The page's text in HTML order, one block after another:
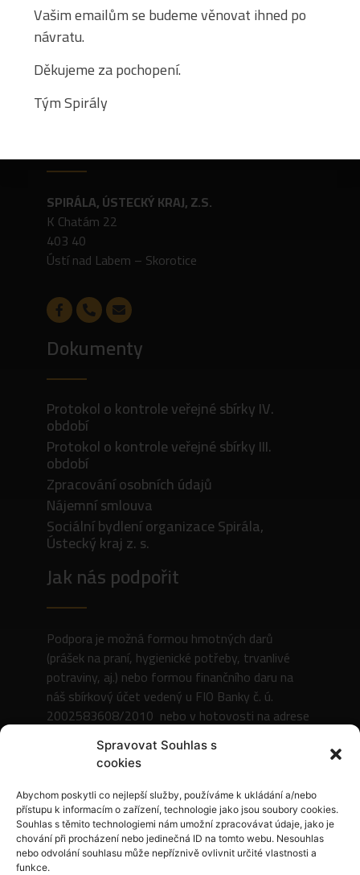
Spravovat Souhlas s
cookies
Abychom poskytli co nejlepší služby, používáme k ukládání a/nebo
přístupu k informacím o zařízení, technologie jako jsou soubory cookies.
Souhlas s těmito technologiemi nám umožní zpracovávat údaje, jako je
chování při procházení nebo jedinečná ID na tomto webu. Nesouhlas
nebo odvolání souhlasu může nepříznivě ovlivnit určité vlastnosti a
funkce.
SPIRÁLA, ÚSTECKÝ KRAJ, Z.S.
K Chatám 22
403 40
Ústí nad Labem – Skorotice
Dokumenty
Protokol o kontrole veřejné sbírky IV.
období
Protokol o kontrole veřejné sbírky III.
období
Zpracování osobních údajů
Nájemní smlouva
Sociální bydlení organizace Spirála,
Ústecký kraj z. s.
Jak nás podpořit
Podpora je možná formou hmotných darů
(prášek na praní, hygienické potřeby, trvanlivé
potraviny, aj.) nebo formou finančního daru na
náš sbírkový účet vedený u FIO Banky č. ú.
2002583608/2010 nebo v hotovosti na adrese
organizace.
Osvědčení o konání veřejné sbírky
Vašim emailům se budeme věnovat ihned po
návratu.
Děkujeme za pochopení.
Tým Spirály